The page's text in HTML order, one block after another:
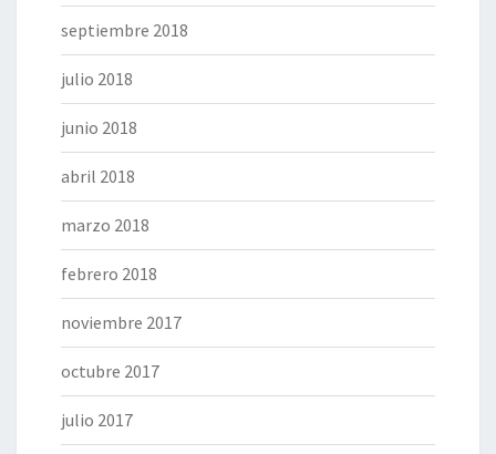
septiembre 2018
julio 2018
junio 2018
abril 2018
marzo 2018
febrero 2018
noviembre 2017
octubre 2017
julio 2017